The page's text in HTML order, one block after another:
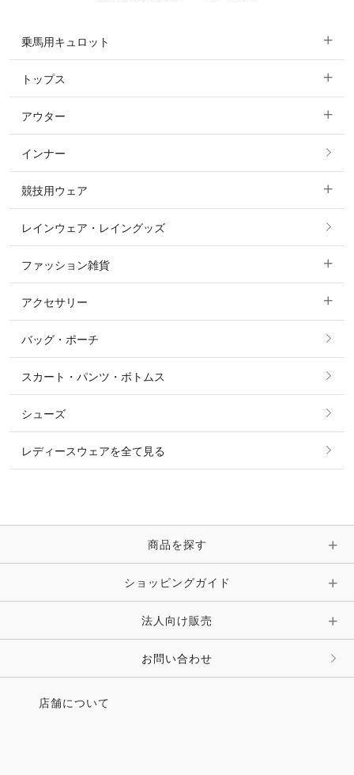
乗馬用キュロット
すべてのキュロット
フルグリップ・尻革 キュロット
ニーグリップ・膝革 キュロット
トップス
すべてのトップス
ポロシャツ
カットソー・Tシャツ・タンクトップ
ニット・セーター
シャツ・ブラウス・ワンピース
アウター
すべてのアウター
コート
ジャケット・ブルゾン
インナー
競技用ウェア
すべての競技用ウェア
ショージャケット
ショーシャツ
レインウェア・レイングッズ
ファッション雑貨
すべてのファッション雑貨
ソックス
ベルト
時計・財布・キーケース・革小物
キーホルダー・チャーム・ストラップ
その他 ファッション雑貨
アクセサリー
すべてのアクセサリー
リング
ピアス・イヤリング
ピン・ブローチ・コサージュ
その他 アクセサリー
バッグ・ポーチ
スカート・パンツ・ボトムス
シューズ
レディースウェアを全て見る
商品を探す
ショッピングガイド
法人向け販売
お問い合わせ
店舗について